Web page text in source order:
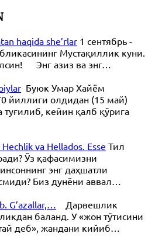
haqida she’rlar 1 сентябрь -
Мустақиллик куни.
Энг азиз ва энг…
Буюк Умар Хайём
йиллиги олдидан (15 май)
туғилиб, кейин қалб қўрига
va Hellados. Esse Тил
Ўз қафасимизни
энг даҳшатли
Биз дунёни аввал…
G’azallar,…
Дарвешлик
баланд. У «жон тўтисини
деб», жандани кийиб…